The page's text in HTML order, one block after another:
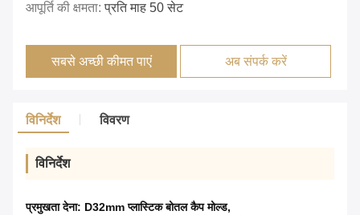
आपूर्ति की क्षमता:प्रति माह 50 सेट
सबसे अच्छी कीमत पाएं अब संपर्क करें
विनिर्देश विवरण
विनिर्देश
प्रमुखता देना: D32mm प्लास्टिक बोतल कैप मोल्ड,